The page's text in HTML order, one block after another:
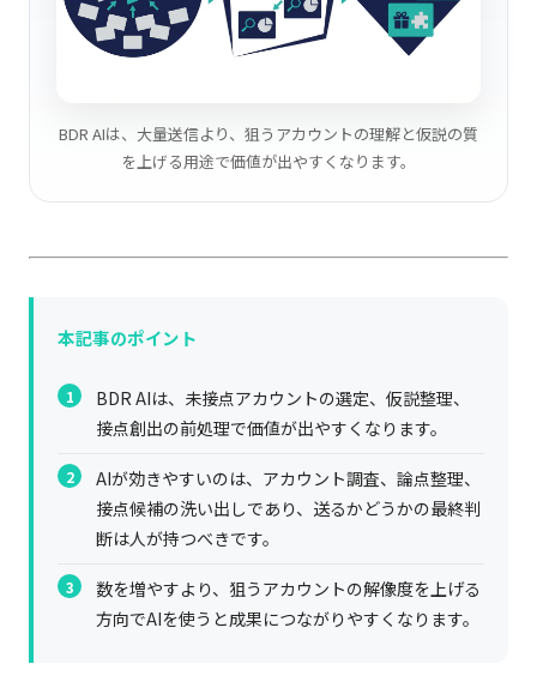
BDR AIは、大量送信より、狙うアカウントの理解と仮説の質
を上げる用途で価値が出やすくなります。
本記事のポイント
BDR AIは、未接点アカウントの選定、仮説整理、
接点創出の前処理で価値が出やすくなります。
AIが効きやすいのは、アカウント調査、論点整理、
接点候補の洗い出しであり、送るかどうかの最終判
断は人が持つべきです。
数を増やすより、狙うアカウントの解像度を上げる
方向でAIを使うと成果につながりやすくなります。